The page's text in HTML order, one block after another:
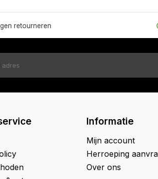
retourneren
Informatie
Mijn account
Herroeping
Over ons